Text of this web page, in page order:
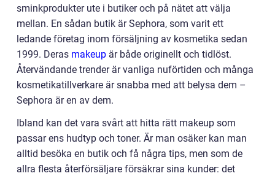
sminkprodukter ute i butiker och på nätet att välja
mellan. En sådan butik är Sephora, som varit ett
ledande företag inom försäljning av kosmetika sedan
1999. Deras makeup är både originellt och tidlöst.
Återvändande trender är vanliga nuförtiden och många
kosmetikatillverkare är snabba med att belysa dem –
Sephora är en av dem.
Ibland kan det vara svårt att hitta rätt makeup som
passar ens hudtyp och toner. Är man osäker kan man
alltid besöka en butik och få några tips, men som de
allra flesta återförsäljare försäkrar sina kunder: det